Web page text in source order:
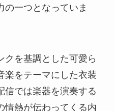
の一つとなっていま
クを基調とした可愛ら
楽をテーマにした衣装
信では楽器を演奏する
情熱が伝わってくる内